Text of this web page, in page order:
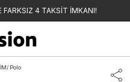
FARKSIZ 4 TAKSİT İMKANI!
/ Polo